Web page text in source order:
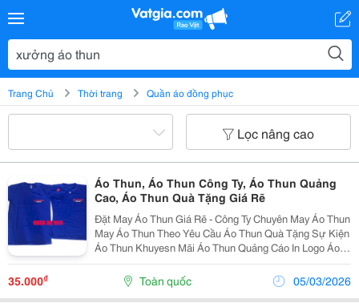
Trang Chủ Thời trang Quần áo đồng phục
Lọc nâng cao
Áo Thun, Áo Thun Công Ty, Áo Thun Quảng
Cao, Áo Thun Quà Tặng Giá Rẽ
Đặt May Áo Thun Giá Rẽ - Công Ty Chuyên May Áo Thun
May Áo Thun Theo Yêu Cầu Áo Thun Quà Tặng Sự Kiện
Áo Thun Khuyesn Mãi Áo Thun Quảng Cáo In Logo Áo
Thun Đồng Phục Áo Thun Quà Tặng Khách Hàng
Xưởng Áo Thun Áo Thun Nhóm , Câu
35.000₫ Toàn quốc 05/03/2026